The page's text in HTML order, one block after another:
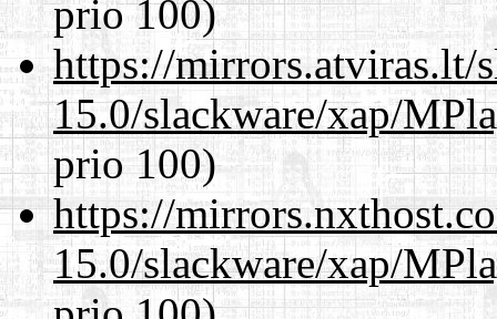
prio 100)
https://mirrors.atviras.lt/
15.0/slackware/xap/
prio 100)
https://
15.0/slackware/xap/